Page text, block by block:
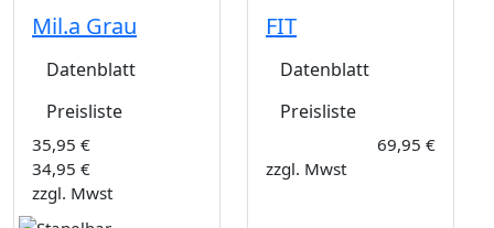
Mil.a Grau
Datenblatt
Preisliste
35,95 €
34,95 €
zzgl. Mwst
FIT
Datenblatt
Preisliste
69,95 €
zzgl. Mwst